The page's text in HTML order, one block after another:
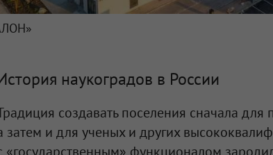
наукоградов в России
создавать поселения сначала
затем и для ученых и других